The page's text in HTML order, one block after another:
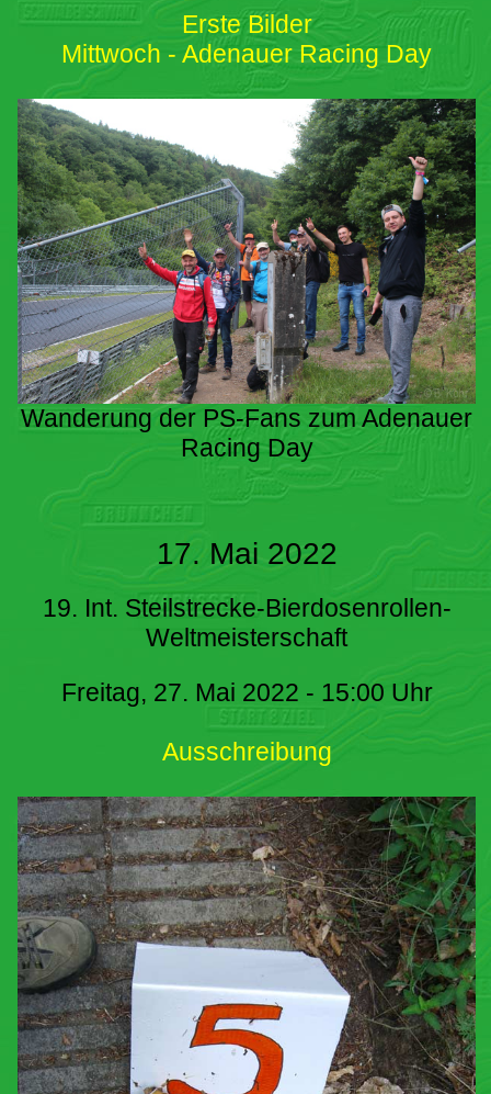
Erste Bilder
Mittwoch - Adenauer Racing Day
Wanderung der PS-Fans zum Adenauer
Racing Day
17. Mai 2022
19. Int. Steilstrecke-Bierdosenrollen-
Weltmeisterschaft
Freitag, 27. Mai 2022 - 15:00 Uhr
Ausschreibung